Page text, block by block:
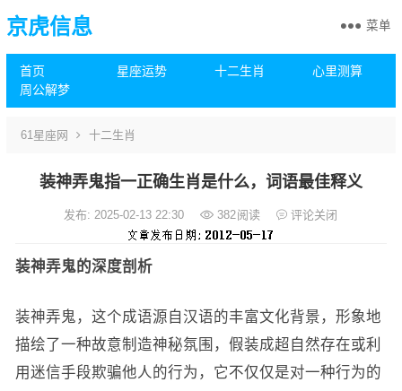
京虎信息
首页 星座运势 十二生肖
心里测算
周公解梦
菜单
61星座网 十二生肖
装神弄鬼指一正确生肖是什么，词语最佳释义
发布: 2025-02-13 22:30 382阅读 评论关闭
装神弄鬼的深度剖析
装神弄鬼，这个成语源自汉语的丰富文化背景，形象地
描绘了一种故意制造神秘氛围，假装成超自然存在或利
用迷信手段欺骗他人的行为，它不仅仅是对一种行为的